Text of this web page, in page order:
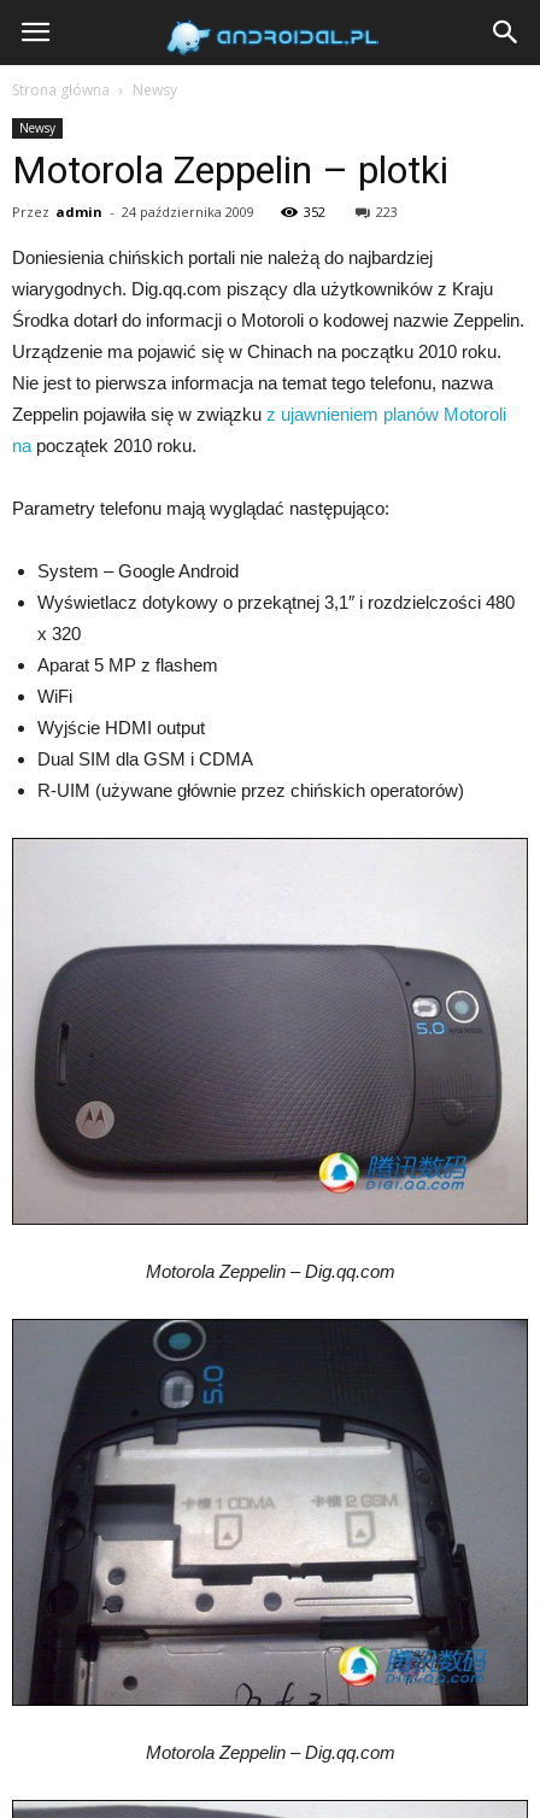
Androidal
Strona główna Newsy
Newsy
Motorola Zeppelin – plotki
Przez admin - 24 października 2009 352 223
Doniesienia chińskich portali nie należą do najbardziej
wiarygodnych. Dig.qq.com piszący dla użytkowników z Kraju
Środka dotarł do informacji o Motoroli o kodowej nazwie Zeppelin.
Urządzenie ma pojawić się w Chinach na początku 2010 roku.
Nie jest to pierwsza informacja na temat tego telefonu, nazwa
Zeppelin pojawiła się w związku z ujawnieniem planów Motoroli
na początek 2010 roku.
Parametry telefonu mają wyglądać następująco:
System – Google Android
Wyświetlacz dotykowy o przekątnej 3,1″ i rozdzielczości 480
x 320
Aparat 5 MP z flashem
WiFi
Wyjście HDMI output
Dual SIM dla GSM i CDMA
R-UIM (używane głównie przez chińskich operatorów)
Motorola Zeppelin – Dig.qq.com
Motorola Zeppelin – Dig.qq.com